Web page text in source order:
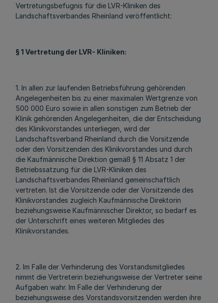
Vertretungsbefugnis für die LVR-Kliniken des
Landschaftsverbandes Rheinland veröffentlicht:
§ 1 Vertretung der LVR- Kliniken:
1. In allen zur laufenden Betriebsführung gehörenden
Angelegenheiten bis zu einer maximalen Wertgrenze von
500 000 Euro sowie in allen sonstigen zum Betrieb der
Klinik gehörenden Angelegenheiten, die der Entscheidung
des Klinikvorstandes unterliegen, wird der
Landschaftsverband Rheinland durch die Vorsitzende
oder den Vorsitzenden des Klinikvorstandes und durch
die Kaufmännische Direktion gemäß § 11 Absatz 1 der
Betriebssatzung für die LVR-Kliniken des
Landschaftsverbandes Rheinland gemeinschaftlich
vertreten. Ist die Vorsitzende oder der Vorsitzende des
Klinikvorstandes zugleich Kaufmännische Direktorin
beziehungsweise Kaufmännischer Direktor, so bedarf es
der Unterschrift eines weiteren Mitgliedes des
Klinikvorstandes.
2. Im Falle der Verhinderung des Vorstandsmitgliedes
nimmt die Vertreterin beziehungsweise der Vertreter seine
Aufgaben wahr. Im Falle der Verhinderung der
beziehungsweise des Vorstandsvorsitzenden werden ihre